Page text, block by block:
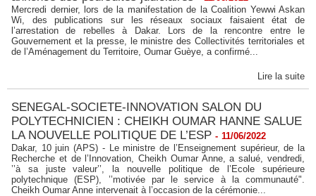
Mercredi dernier, lors de la manifestation de la Coalition Yewwi Askan
Wi, des publications sur les réseaux sociaux faisaient état de
l’arrestation de rebelles à Dakar. Lors de la rencontre entre le
Gouvernement et la presse, le ministre des Collectivités territoriales et
de l’Aménagement du Territoire, Oumar Guèye, a confirmé...
Lire la suite
SENEGAL-SOCIETE-INNOVATION SALON DU
POLYTECHNICIEN : CHEIKH OUMAR HANNE SALUE
LA NOUVELLE POLITIQUE DE L’ESP - 11/06/2022
Dakar, 10 juin (APS) - Le ministre de l’Enseignement supérieur, de la
Recherche et de l’Innovation, Cheikh Oumar Anne, a salué, vendredi,
’’à sa juste valeur’’, la nouvelle politique de l’Ecole supérieure
polytechnique (ESP), ’’motivée par le service à la communauté".
Cheikh Oumar Anne intervenait à l’occasion de la cérémonie...